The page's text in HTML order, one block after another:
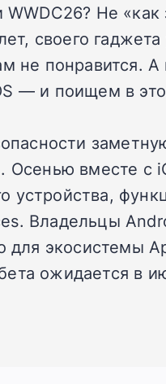
Не
своего
понравится.
— и поищем в
вместе с
устройства,
Владельцы
экосистемы
ожидается в